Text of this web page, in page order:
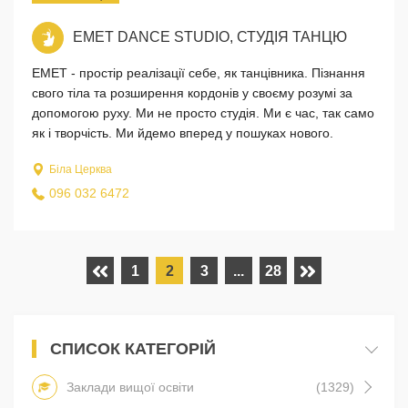
EMET DANCE STUDIO, СТУДІЯ ТАНЦЮ
ЕМЕТ - простір реалізації себе, як танцівника. Пізнання
свого тіла та розширення кордонів у своєму розумі за
допомогою руху. Ми не просто студія. Ми є час, так само
як і творчість. Ми йдемо вперед у пошуках нового.
Біла Церква
096 032 6472
1 2 3 ... 28
СПИСОК КАТЕГОРІЙ
Заклади вищої освіти (1329)